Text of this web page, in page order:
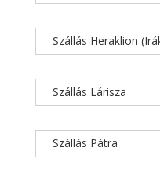
Szállás Heraklion
Szállás Lárisza
Szállás Pátra